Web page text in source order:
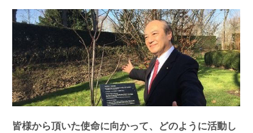
皆様から頂いた使命に向かって、どのように活動し